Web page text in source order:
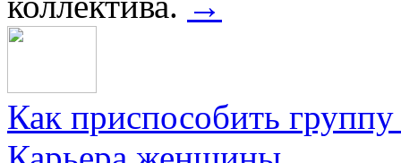
Как приспособить группу